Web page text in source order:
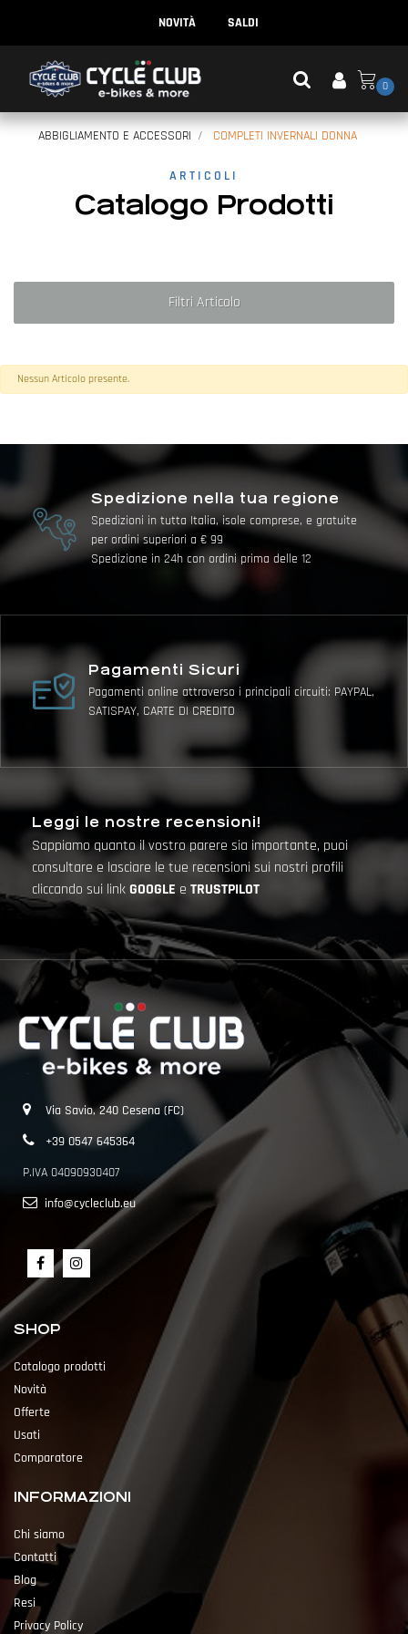
NOVITÀ SALDI
0
ABBIGLIAMENTO E ACCESSORI COMPLETI INVERNALI DONNA
ARTICOLI
Catalogo Prodotti
Filtri Articolo
Nessun Articolo presente.
Spedizione nella tua regione
Spedizioni in tutta Italia, isole comprese, e gratuite
per ordini superiori a € 99
Spedizione in 24h con ordini prima delle 12
Pagamenti Sicuri
Pagamenti online attraverso i principali circuiti: PAYPAL,
SATISPAY, CARTE DI CREDITO
Leggi le nostre recensioni!
Sappiamo quanto il vostro parere sia importante, puoi
consultare e lasciare le tue recensioni sui nostri profili
cliccando sui linkGOOGLE e TRUSTPILOT
Via Savio, 240 Cesena (FC)
+39 0547 645364
P.IVA 04090930407
info@cycleclub.eu
SHOP
Catalogo prodotti
Novità
Offerte
Usati
Comparatore
INFORMAZIONI
Chi siamo
Contatti
Blog
Resi
Privacy Policy